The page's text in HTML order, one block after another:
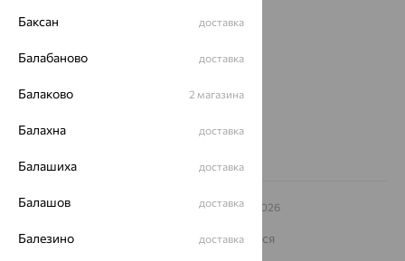
ул. Зегеля, 27/2
8 (800) 250-02-30
© ООО «Ювелирный дом «Кристалл»,2009 – 2026
На информационном ресурсе применяются
Баксан доставка
Балабаново доставка
Балаково 2 магазина
Балахна доставка
Балашиха доставка
Балашов доставка
Балезино доставка